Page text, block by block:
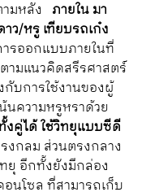
มหลัง ภายใน มา
ว/หรู เทียบรถเก๋ง
รออกแบบภายในที่
ามแนวคิดสรีรศาสตร์
บการใช้งานของผู้
นความหรูหราด้วย
งคู่ได้ ใช้วิทยุแบบซีดี
งกลม ส่วนตรงกลาง
ยุ อีกทั้งยังมีกล่อง
นโซล ที่สามารถเก็บ